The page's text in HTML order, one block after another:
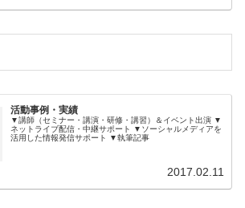
活動事例・実績
▼講師（セミナー・講演・研修・講習）＆イベント出演 ▼
ネットライブ配信・中継サポート ▼ソーシャルメディアを
活用した情報発信サポート ▼執筆記事
2017.02.11